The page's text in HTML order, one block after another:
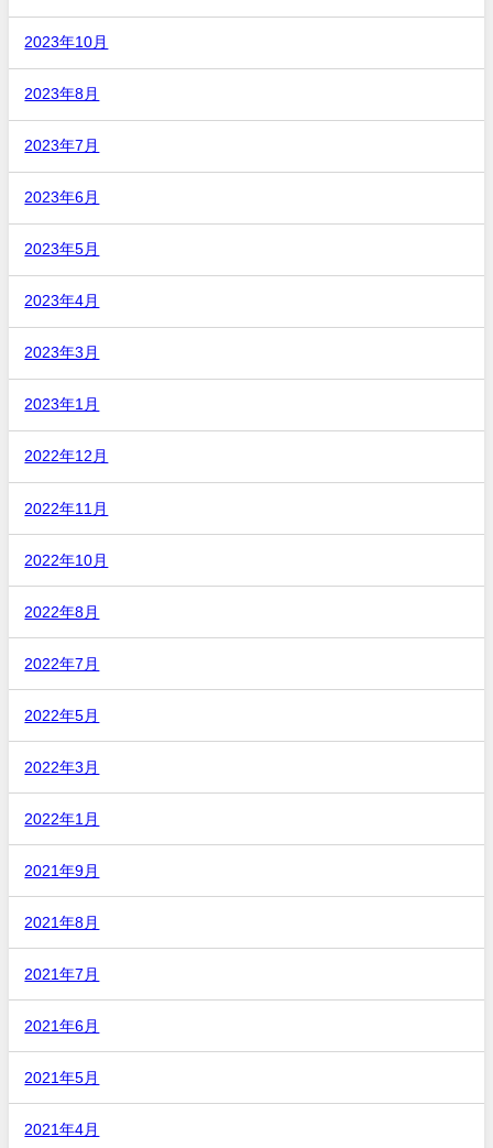
2023年10月
2023年8月
2023年7月
2023年6月
2023年5月
2023年4月
2023年3月
2023年1月
2022年12月
2022年11月
2022年10月
2022年8月
2022年7月
2022年5月
2022年3月
2022年1月
2021年9月
2021年8月
2021年7月
2021年6月
2021年5月
2021年4月